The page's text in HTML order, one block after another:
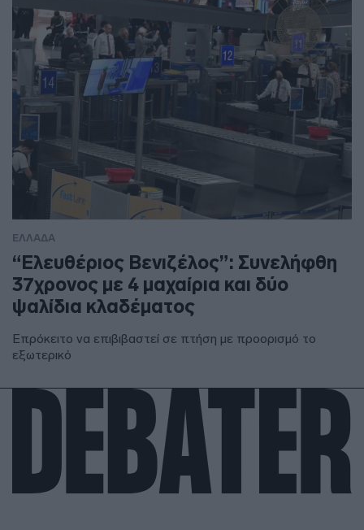
ΕΛΛΑΔΑ
“Ελευθέριος Βενιζέλος”: Συνελήφθη
37χρονος με 4 μαχαίρια και δύο
ψαλίδια κλαδέματος
Επρόκειτο να επιβιβαστεί σε πτήση με προορισμό το
εξωτερικό